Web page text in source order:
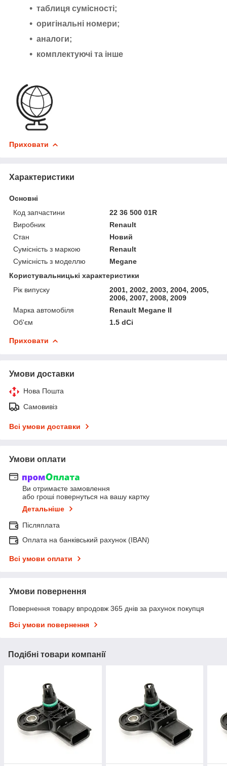
таблиця сумісності;
оригінальні номери;
аналоги;
комплектуючі та інше
Приховати
Характеристики
Основні
Код запчастини
22 36 500 01R
Виробник
Renault
Стан
Новий
Сумісність з маркою
Renault
Сумісність з моделлю
Megane
Користувальницькі характеристики
Рік випуску
2001, 2002, 2003, 2004, 2005,
2006, 2007, 2008, 2009
Марка автомобіля
Renault Megane II
Об'єм
1.5 dCi
Приховати
Умови доставки
Нова Пошта
Самовивіз
Всі умови доставки
Умови оплати
Ви отримаєте замовлення
або гроші повернуться на вашу картку
Детальніше
Післяплата
Оплата на банківський рахунок (IBAN)
Всі умови оплати
Умови повернення
Повернення товару впродовж 365 днів за рахунок покупця
Всі умови повернення
Подібні товари компанії